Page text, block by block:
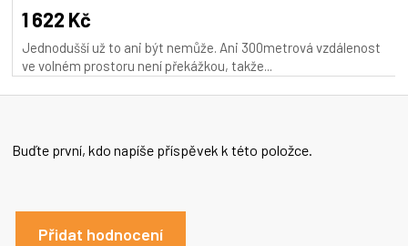
produktu
je
5,0
z
1 622 Kč
Jednodušší už to ani být nemůže. Ani 300metrová vzdálenost
ve volném prostoru není překážkou, takže...
Buďte první, kdo napíše příspěvek k této položce.
Přidat hodnocení